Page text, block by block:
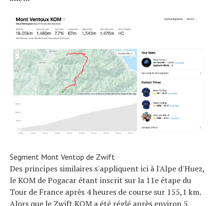
Segment Mont Ventop de Zwift
Des principes similaires s'appliquent ici à l'Alpe d'Huez,
le KOM de Pogacar étant inscrit sur la 11e étape du
Tour de France après 4 heures de course sur 155,1 km.
Alors que le Zwift KOM a été réglé après environ 5